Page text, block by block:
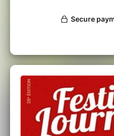
Lournand - 19h00
déclaration d’amour au
Le spectacle de la
OÙ ?"
Cie K-Bestan
Cirque poétique - tout